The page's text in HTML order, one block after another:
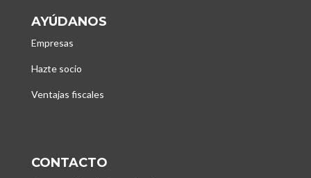
AYÚDANOS
Empresas
Hazte socio
Ventajas fiscales
CONTACTO